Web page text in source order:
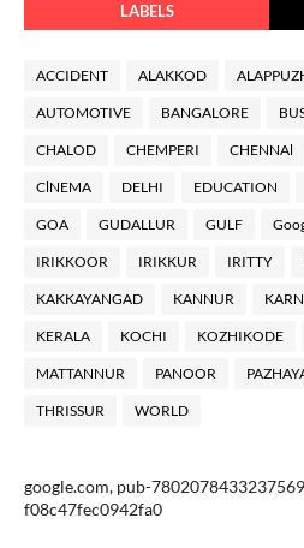
LABELS
ACCIDENT ALAKKOD
AUTOMOTIVE BANGALORE
CHALOD CHEMPERI CHENNAl
ClNEMA DELHI EDUCATION
GOA GUDALLUR GULF
IRIKKOOR IRIKKUR IRITTY
KAKKAYANGAD KANNUR
KERALA KOCHI KOZHIKODE
MATTANNUR PANOOR
THRISSUR WORLD
google.com, pub-
f08c47fec0942fa0